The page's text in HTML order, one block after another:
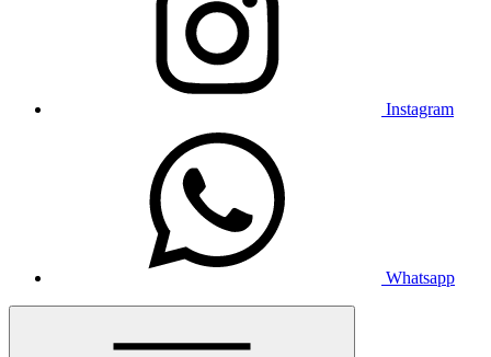
Instagram
Whatsapp